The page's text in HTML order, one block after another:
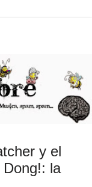
y el
Dong!: la